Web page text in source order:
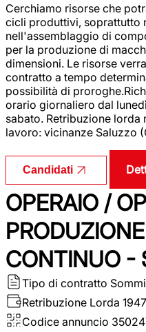
Cerchiamo risorse che
cicli produttivi, soprattutto
nell'assemblaggio di
per la produzione di
dimensioni. Le risorse
contratto a tempo
possibilità di
orario giornaliero dal
sabato. Retribuzione lorda
lavoro: vicinanze Saluzzo
Candidati
OPERAIO /
CONTINUO -
Tipo di contratto
Retribuzione Lorda
Codice annuncio